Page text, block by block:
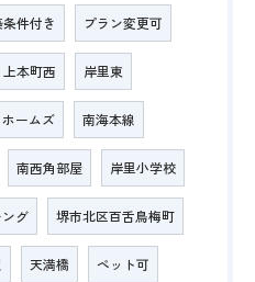
条件付き プラン変更可
上本町西 岸里東
ームズ 南海本線
南西角部屋 岸里小学校
グ 堺市北区百舌鳥梅町
天満橋 ペット可